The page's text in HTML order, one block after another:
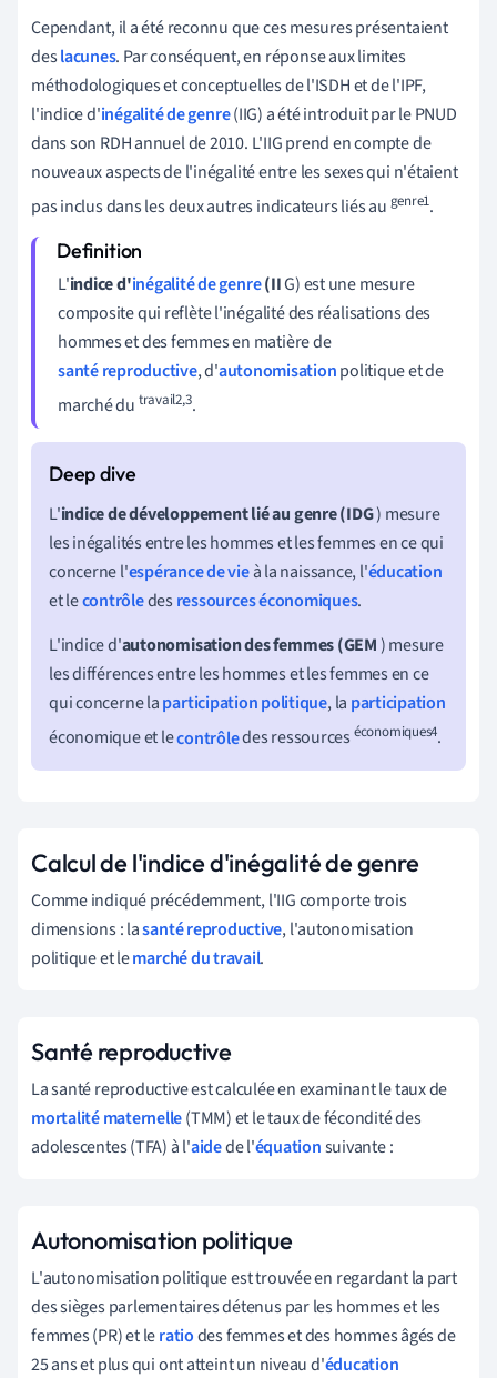
Cependant, il a été reconnu que ces mesures présentaient
deslacunes. Par conséquent, en réponse aux limites
méthodologiques et conceptuelles de l'ISDH et de l'IPF,
l'indice d'inégalité de genre(IIG) a été introduit par le PNUD
dans son RDH annuel de 2010. L'IIG prend en compte de
nouveaux aspects de l'inégalité entre les sexes qui n'étaient
pas inclus dans les deux autres indicateurs liés au genre1.
L'indice d'inégalité de genre(IIG) est une mesure
composite qui reflète l'inégalité des réalisations des
hommes et des femmes en matière de
santé reproductive, d'autonomisationpolitique et de
marché du travail2,3.
L'indice de développement lié au genre(IDG) mesure
les inégalités entre les hommes et les femmes en ce qui
concerne l'espérance de vieà la naissance, l'éducation
et lecontrôledes ressources économiques.
L'indice d'autonomisation des femmes (GEM) mesure
les différences entre les hommes et les femmes en ce
qui concerne laparticipation politique, la participation
économique et lecontrôledes ressources économiques4.
Calcul de l'indice d'inégalité de genre
Comme indiqué précédemment, l'IIG comporte trois
dimensions : lasanté reproductive, l'autonomisation
politique et lemarché du travail.
Santé reproductive
La santé reproductive est calculée en examinant le taux de
mortalité maternelle(TMM) et le taux de fécondité des
adolescentes (TFA) à l'aidede l'équationsuivante :
Autonomisation politique
L'autonomisation politique est trouvée en regardant la part
des sièges parlementaires détenus par les hommes et les
femmes (PR) et leratiodes femmes et des hommes âgés de
25 ans et plus qui ont atteint un niveau d'éducation